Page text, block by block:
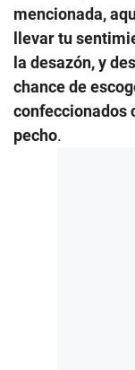
mencionada,
llevar tu
la desazón, y
chance de
confeccionados
pecho.